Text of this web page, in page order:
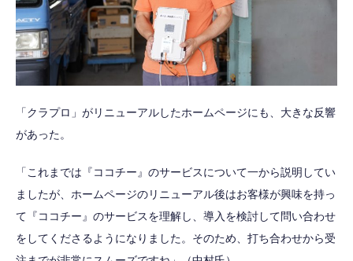
「クラプロ」がリニューアルしたホームページにも、大きな反響
があった。
「これまでは『ココチー』のサービスについて一から説明してい
ましたが、ホームページのリニューアル後はお客様が興味を持っ
て『ココチー』のサービスを理解し、導入を検討して問い合わせ
をしてくださるようになりました。そのため、打ち合わせから受